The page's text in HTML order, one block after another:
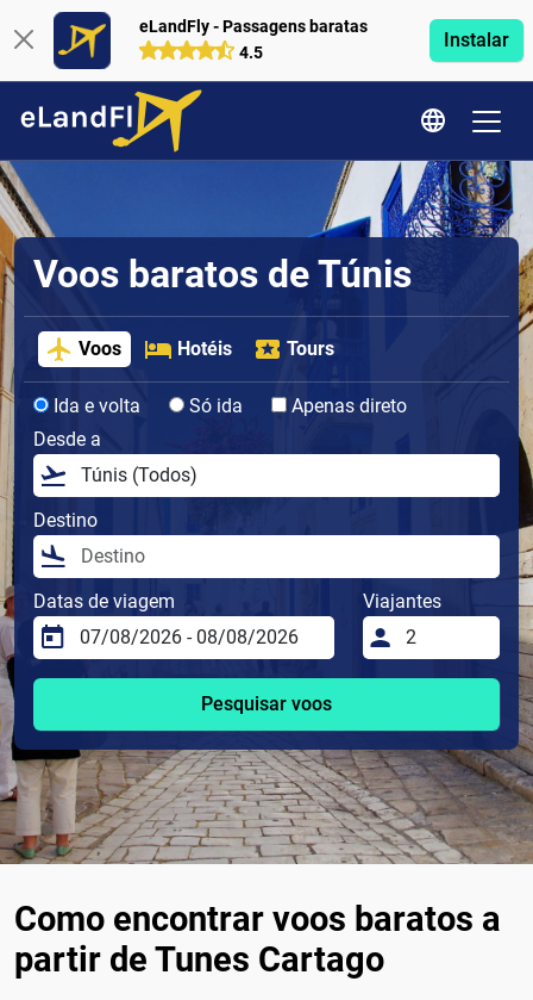
eLandFly - Passagens baratas
4.5
Instalar
Voos baratos de Túnis
Voos Hotéis Tours
Ida e volta Só ida
Apenas direto
Desde a
Destino
Datas de viagem Viajantes
Pesquisar voos
Como encontrar voos baratos a
partir de Tunes Cartago